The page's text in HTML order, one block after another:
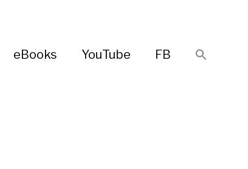
eBooks YouTube FB